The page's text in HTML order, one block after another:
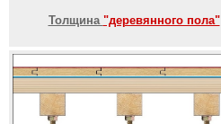
Толщина "деревянного пола"